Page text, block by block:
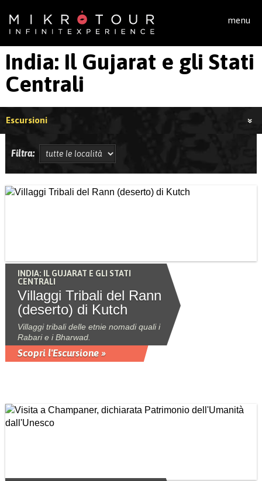
menu
India: Il Gujarat e gli Stati
Centrali
Escursioni
Filtra:
INDIA: IL GUJARAT E GLI STATI
CENTRALI
Villaggi Tribali del Rann
(deserto) di Kutch
Villaggi tribali delle etnie nomadi quali i
Rabari e i Bharwad.
Scopri l'Escursione »